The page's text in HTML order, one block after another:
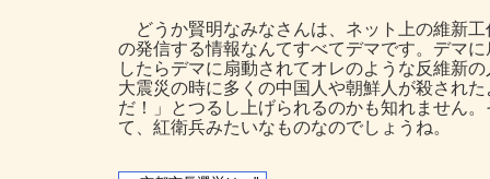
どうか賢明なみなさんは、ネット上の維新
の発信する情報なんてすべてデマです。デマ
したらデマに扇動されてオレのような反維新
大震災の時に多くの中国人や朝鮮人が殺され
だ！」とつるし上げられるのかも知れません
て、紅衛兵みたいなものなのでしょうね。